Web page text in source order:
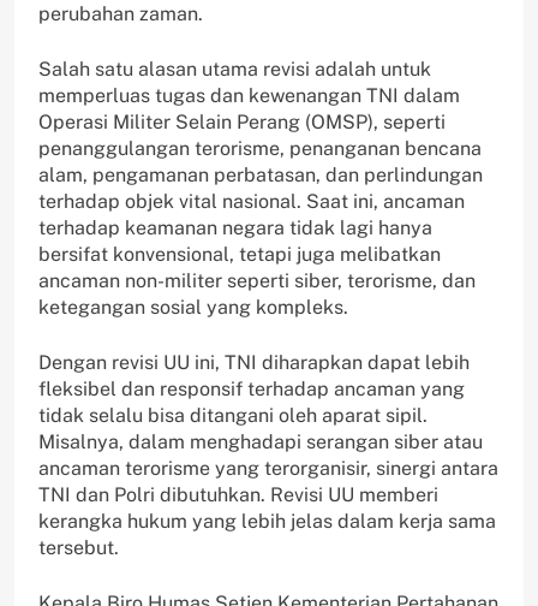
perubahan zaman.
Salah satu alasan utama revisi adalah untuk
memperluas tugas dan kewenangan TNI dalam
Operasi Militer Selain Perang (OMSP), seperti
penanggulangan terorisme, penanganan bencana
alam, pengamanan perbatasan, dan perlindungan
terhadap objek vital nasional. Saat ini, ancaman
terhadap keamanan negara tidak lagi hanya
bersifat konvensional, tetapi juga melibatkan
ancaman non-militer seperti siber, terorisme, dan
ketegangan sosial yang kompleks.
Dengan revisi UU ini, TNI diharapkan dapat lebih
fleksibel dan responsif terhadap ancaman yang
tidak selalu bisa ditangani oleh aparat sipil.
Misalnya, dalam menghadapi serangan siber atau
ancaman terorisme yang terorganisir, sinergi antara
TNI dan Polri dibutuhkan. Revisi UU memberi
kerangka hukum yang lebih jelas dalam kerja sama
tersebut.